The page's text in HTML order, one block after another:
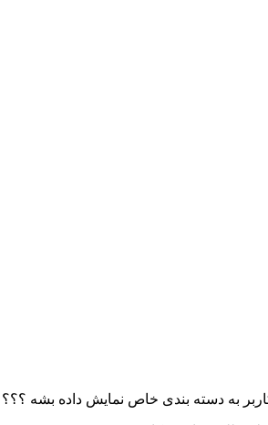
به دسته بندی خاص نمایش داده بشه ؟؟؟